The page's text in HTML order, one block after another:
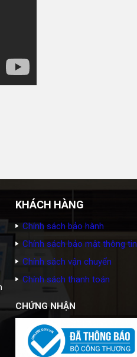
KHÁCH HÀNG
Chính sách bảo hành
Chính sách bảo mật thông tin
Chính sách vận chuyển
Chính sách thanh toán
CHỨNG NHẬN